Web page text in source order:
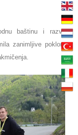
baštinu i razvoj
zanimljive poklone